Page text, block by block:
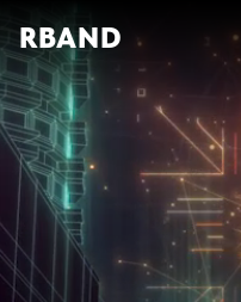
RBAND